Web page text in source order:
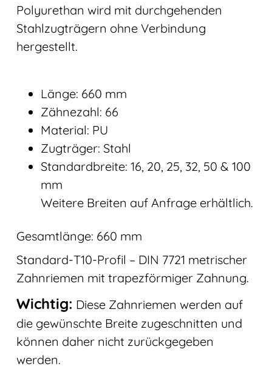
Polyurethan wird mit durchgehenden
Stahlzugträgern ohne Verbindung
hergestellt.
Länge: 660 mm
Zähnezahl: 66
Material: PU
Zugträger: Stahl
Standardbreite: 16, 20, 25, 32, 50 & 100
mm
Weitere Breiten auf Anfrage erhältlich.
Gesamtlänge: 660 mm
Standard-T10-Profil – DIN 7721 metrischer
Zahnriemen mit trapezförmiger Zahnung.
Wichtig: Diese Zahnriemen werden auf
die gewünschte Breite zugeschnitten und
können daher nicht zurückgegeben
werden.